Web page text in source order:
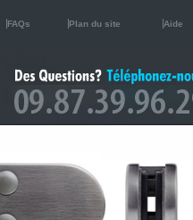
FAQs Plan du site Aide